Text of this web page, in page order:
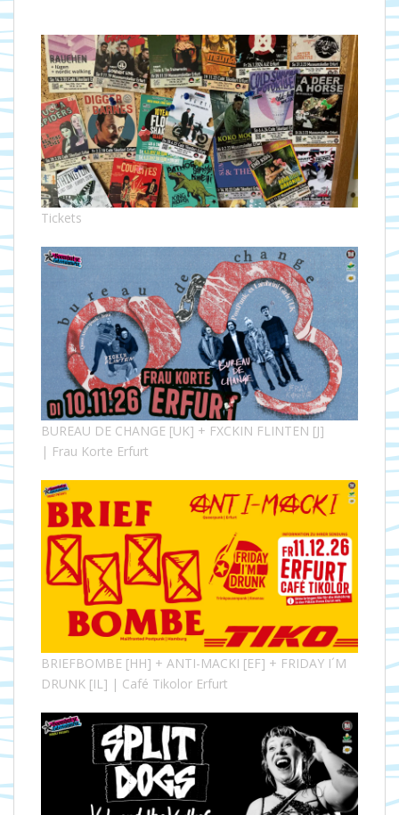
Tickets
BUREAU DE CHANGE [UK] + FXCKIN FLINTEN [J]
| Frau Korte Erfurt
BRIEFBOMBE [HH] + ANTI-MACKI [EF] + FRIDAY I´M
DRUNK [IL] | Café Tikolor Erfurt